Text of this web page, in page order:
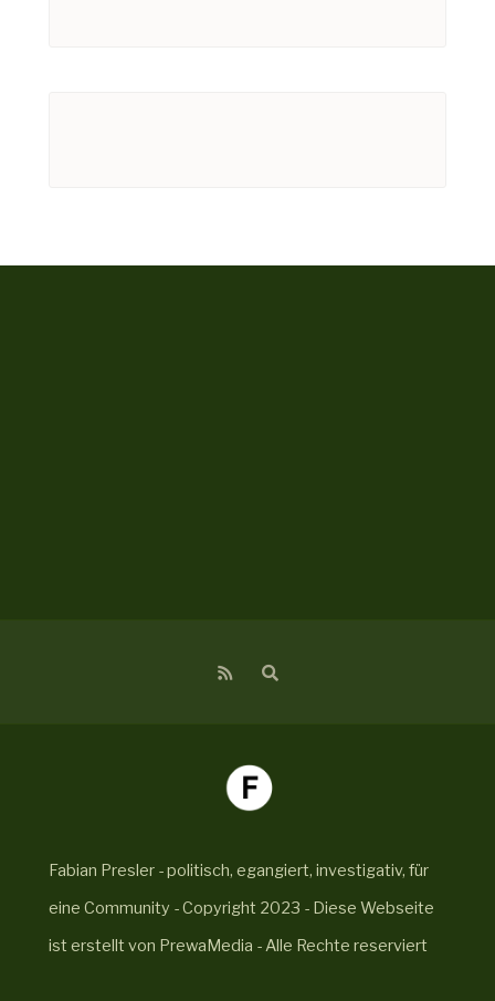
Fabian Presler - politisch, egangiert, investigativ, für
eine Community - Copyright 2023 - Diese Webseite
ist erstellt von PrewaMedia - Alle Rechte reserviert